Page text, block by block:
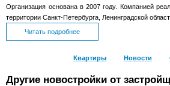
Организация основана в 2007 году. Компанией
территории Санкт‐Петербурга, Ленинградской
Читать подробнее
Квартиры Новости
Другие новостройки от